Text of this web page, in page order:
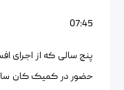
07:45
پنج سالی که از اجرای
حضور در کمیک کان